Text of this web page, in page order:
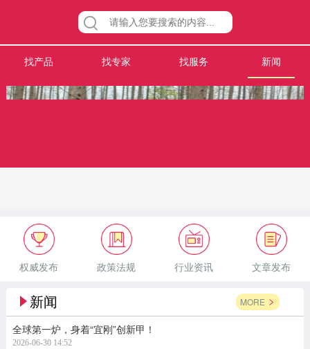
找产品 找专家 找服务 新闻
权威发布 政策法规 行业资讯 文章发布
新闻 MORE
全球第一炉，身着“宜刚”创新甲！
2026-06-30 14:52